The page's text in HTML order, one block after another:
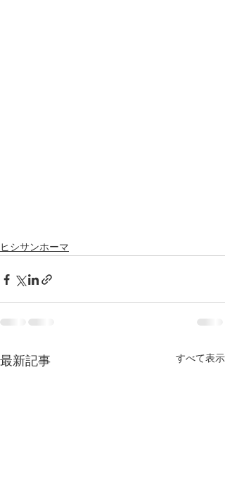
ヒシサンホーマ
最新記事 すべて表示